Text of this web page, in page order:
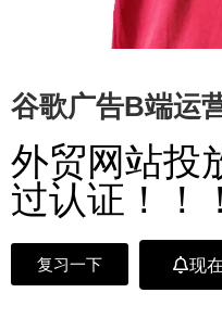
谷歌广告B端运
外贸网站投
过认证！！！
复习一下 现